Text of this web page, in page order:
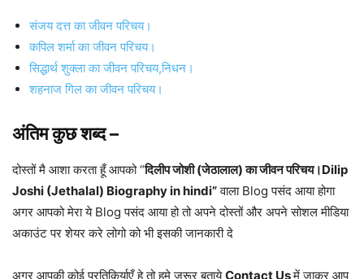
संजय दत्त का जीवन परिचय।
कपिल शर्मा का जीवन परिचय।
सिद्धार्थ शुक्ला का जीवन परिचय,निधन।
शहनाज गिल का जीवन परिचय।
अंतिम कुछ शब्द –
दोस्तों मै आशा करता हूँ आपको “दिलीप जोशी (जेठालाल) का जीवन परिचय।Dilip
Joshi (Jethalal) Biography in hindi”वाला Blog पसंद आया होगा
अगर आपको मेरा ये Blog पसंद आया हो तो अपने दोस्तों और अपने सोशल मीडिया
अकाउंट पर शेयर करे लोगो को भी इसकी जानकारी दे
अगर आपकी कोई प्रतिकिर्याएँ हे तो हमे जरूर बतायेContact Usमें जाकर आप